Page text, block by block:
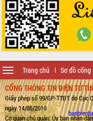
Trang chủ Sơ đồ cổng
Toggle
navigation
CỔNG THÔNG TIN ĐIỆN TỬ
Giấy phép số 99/GP-TTĐT do Cục
ngày 14/05/2010
Cơ quan chủ quản: Ủy ban nhân